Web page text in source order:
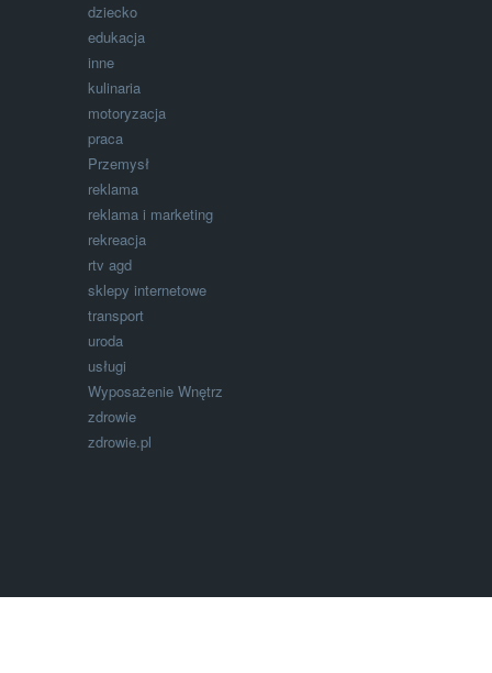
dziecko
edukacja
inne
kulinaria
motoryzacja
praca
Przemysł
reklama
reklama i marketing
rekreacja
rtv agd
sklepy internetowe
transport
uroda
usługi
Wyposażenie Wnętrz
zdrowie
zdrowie.pl